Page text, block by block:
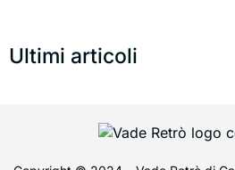
Ultimi articoli